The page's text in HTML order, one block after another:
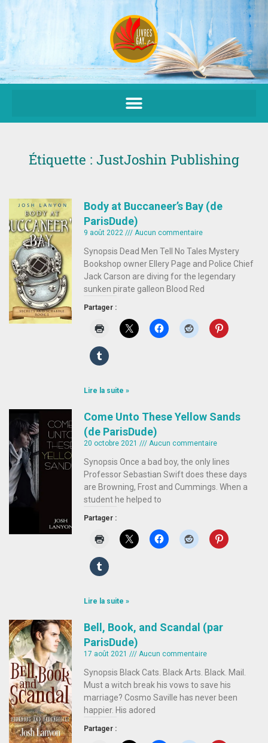
Aller
au
contenu
Étiquette : JustJoshin Publishing
Body at Buccaneer’s Bay (de
ParisDude)
9 août 2022 Aucun commentaire
Synopsis Dead Men Tell No Tales Mystery
Bookshop owner Ellery Page and Police Chief
Jack Carson are diving for the legendary
sunken pirate galleon Blood Red
Partager :
Lire la suite »
Come Unto These Yellow Sands
(de ParisDude)
20 octobre 2021 Aucun commentaire
Synopsis Once a bad boy, the only lines
Professor Sebastian Swift does these days
are Browning, Frost and Cummings. When a
student he helped to
Partager :
Lire la suite »
Bell, Book, and Scandal (par
ParisDude)
17 août 2021 Aucun commentaire
Synopsis Black Cats. Black Arts. Black. Mail.
Must a witch break his vows to save his
marriage? Cosmo Saville has never been
happier. His adored
Partager :